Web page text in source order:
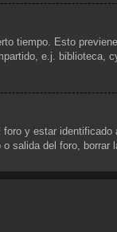
tiempo. Esto
e.j. biblioteca,
y estar
salida del foro, borrar